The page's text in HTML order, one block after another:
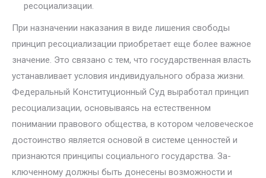
ресоциализации.
При назначении наказания в виде лишения свободы
принцип ресо­циализации приобретает еще более важное
значение. Это связано с тем, что государственная власть
устанавливает условия индивидуального образа жизни.
Федеральный Конституционный Суд выработал принцип
ресоциализации, основываясь на естественном
понимании правового общества, в котором человеческое
достоинство является основой в си­стеме ценностей и
признаются принципы социального государства. За­
ключенному должны быть донесены возможности и